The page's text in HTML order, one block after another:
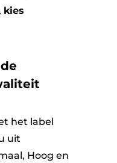
kies
het label
uit
Hoog en